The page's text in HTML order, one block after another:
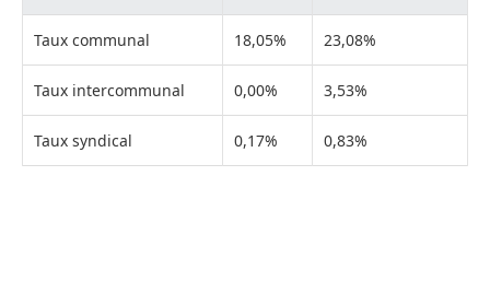
Taux communal 18,05% 23,08%
Taux intercommunal 0,00% 3,53%
Taux syndical 0,17% 0,83%